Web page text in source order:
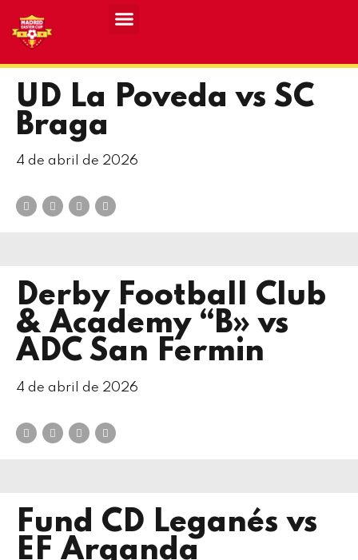
UD La Poveda vs SC
Braga
4 de abril de 2026
Derby Football Club
& Academy “B» vs
ADC San Fermin
4 de abril de 2026
Fund CD Leganés vs
EF Arganda